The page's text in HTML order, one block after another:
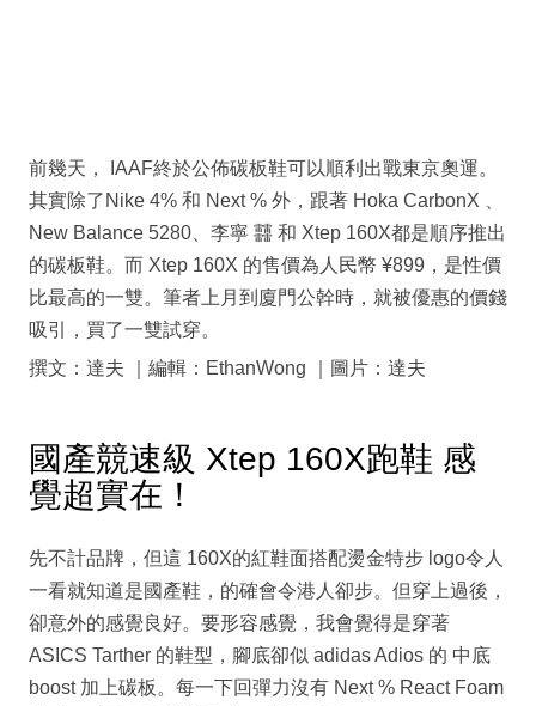
前幾天， IAAF終於公佈碳板鞋可以順利出戰東京奧運。
其實除了Nike 4% 和 Next % 外，跟著 Hoka CarbonX 、
New Balance 5280、李寧 䨻 和 Xtep 160X都是順序推出
的碳板鞋。而 Xtep 160X 的售價為人民幣 ¥899，是性價
比最高的一雙。筆者上月到廈門公幹時，就被優惠的價錢
吸引，買了一雙試穿。
撰文：達夫 ｜編輯：EthanWong ｜圖片：達夫
國產競速級 Xtep 160X跑鞋 感
覺超實在！
先不計品牌，但這 160X的紅鞋面搭配燙金特步 logo令人
一看就知道是國產鞋，的確會令港人卻步。但穿上過後，
卻意外的感覺良好。要形容感覺，我會覺得是穿著
ASICS Tarther 的鞋型，腳底卻似 adidas Adios 的 中底
boost 加上碳板。每一下回彈力沒有 Next % React Foam